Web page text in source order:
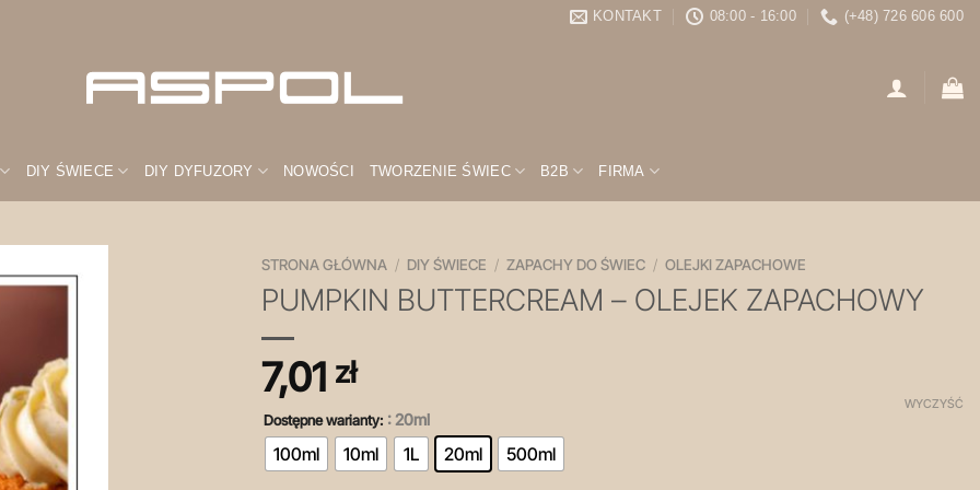
KONTAKT 08:00 - 16:00 (+48) 726 606 600
DIY ŚWIECE DIY DYFUZORY NOWOŚCI TWORZENIE ŚWIEC B2B FIRMA
później!
STRONA GŁÓWNA / DIY ŚWIECE / ZAPACHY DO ŚWIEC / OLEJKI ZAPACHOWE
PUMPKIN BUTTERCREAM – OLEJEK ZAPACHOWY
7,01 zł
Dostępne warianty: : 20ml
100ml 10ml 1L 20ml 500ml
WYCZYŚĆ